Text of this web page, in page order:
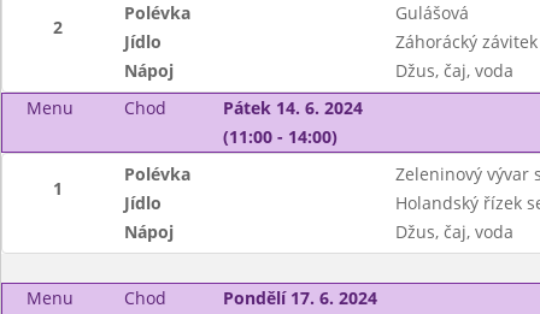
2
Polévka
Gulášová
Jídlo
Záhorácký
Nápoj
Džus, čaj, voda
Menu
Chod
Pátek 14. 6. 2024
(11:00 - 14:00)
1
Polévka
Zeleninový vývar
Jídlo
Holandský řízek
Nápoj
Džus, čaj, voda
Menu Chod
Pondělí 17. 6. 2024